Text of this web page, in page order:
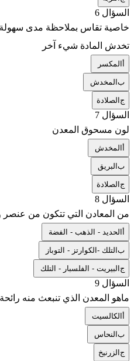
السؤال 6
خاصية تقاس بملاحظة مدى
تخدش المادة شيء آخر
المكسر
بالمخدش
جالصلادة
السؤال 7
لون مسحوق المعدن
المخدش
بالبريق
جالصلادة
السؤال 8
من المعادن التي تتكون من عنصر
الحديد - الذهب - الفضة
بالتلك -الكوارتز - التوباز
جالبيريت - الفلسبار - التلك
السؤال 9
ماهو المعدن الذي تنبعث منه
الكالسيت
بالنحاس
جالزرنيخ